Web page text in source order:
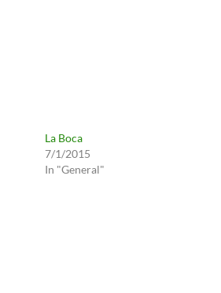
La Boca
7/1/2015
In "General"